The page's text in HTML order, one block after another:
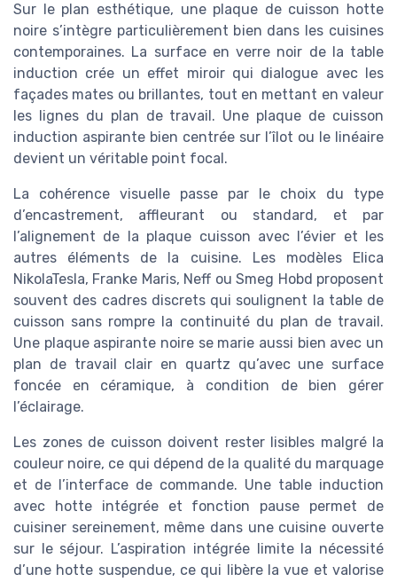
Sur le plan esthétique, une plaque de cuisson hotte
noire s’intègre particulièrement bien dans les cuisines
contemporaines. La surface en verre noir de la table
induction crée un effet miroir qui dialogue avec les
façades mates ou brillantes, tout en mettant en valeur
les lignes du plan de travail. Une plaque de cuisson
induction aspirante bien centrée sur l’îlot ou le linéaire
devient un véritable point focal.
La cohérence visuelle passe par le choix du type
d’encastrement, affleurant ou standard, et par
l’alignement de la plaque cuisson avec l’évier et les
autres éléments de la cuisine. Les modèles Elica
NikolaTesla, Franke Maris, Neff ou Smeg Hobd proposent
souvent des cadres discrets qui soulignent la table de
cuisson sans rompre la continuité du plan de travail.
Une plaque aspirante noire se marie aussi bien avec un
plan de travail clair en quartz qu’avec une surface
foncée en céramique, à condition de bien gérer
l’éclairage.
Les zones de cuisson doivent rester lisibles malgré la
couleur noire, ce qui dépend de la qualité du marquage
et de l’interface de commande. Une table induction
avec hotte intégrée et fonction pause permet de
cuisiner sereinement, même dans une cuisine ouverte
sur le séjour. L’aspiration intégrée limite la nécessité
d’une hotte suspendue, ce qui libère la vue et valorise